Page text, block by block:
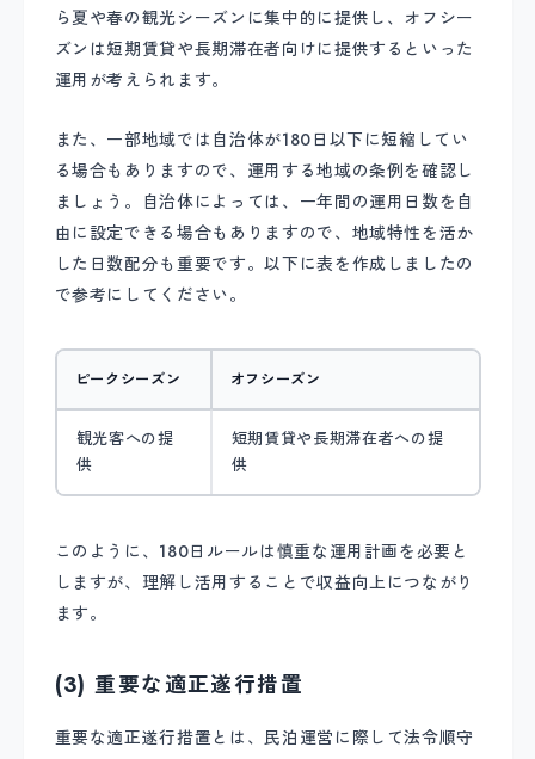
ら夏や春の観光シーズンに集中的に提供し、オフシー
ズンは短期賃貸や長期滞在者向けに提供するといった
運用が考えられます。
また、一部地域では自治体が180日以下に短縮してい
る場合もありますので、運用する地域の条例を確認し
ましょう。自治体によっては、一年間の運用日数を自
由に設定できる場合もありますので、地域特性を活か
した日数配分も重要です。以下に表を作成しましたの
で参考にしてください。
ピークシーズン オフシーズン
観光客への提
供
短期賃貸や長期滞在者への提
供
このように、180日ルールは慎重な運用計画を必要と
しますが、理解し活用することで収益向上につながり
ます。
(3) 重要な適正遂行措置
重要な適正遂行措置とは、民泊運営に際して法令順守